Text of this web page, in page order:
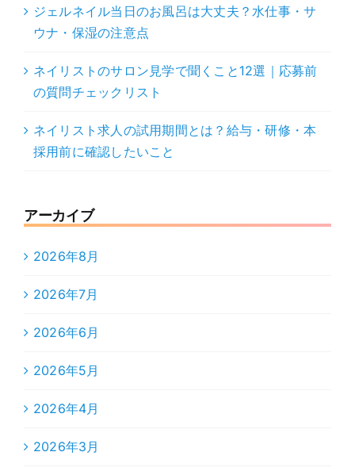
ジェルネイル当日のお風呂は大丈夫？水仕事・サ
ウナ・保湿の注意点
ネイリストのサロン見学で聞くこと12選｜応募前
の質問チェックリスト
ネイリスト求人の試用期間とは？給与・研修・本
採用前に確認したいこと
アーカイブ
2026年8月
2026年7月
2026年6月
2026年5月
2026年4月
2026年3月